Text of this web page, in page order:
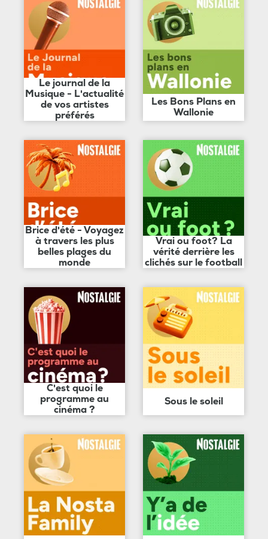
Le journal de la
Musique - L'actualité
de vos artistes
préférés
Les Bons Plans en
Wallonie
Brice d'été - Voyagez
à travers les plus
belles plages du
monde
Vrai ou foot? La
vérité derrière les
clichés sur le football
C'est quoi le
programme au
cinéma ?
Sous le soleil